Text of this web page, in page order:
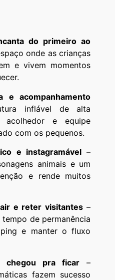
do primeiro ao
onde as crianças
e vivem momentos
e acompanhamento
inflável de alta
acolhedor e equipe
com os pequenos.
e instagramável –
animais e um
e rende muitos
e reter visitantes–
de permanência
e manter o fluxo
chegou pra ficar –
fazem sucesso